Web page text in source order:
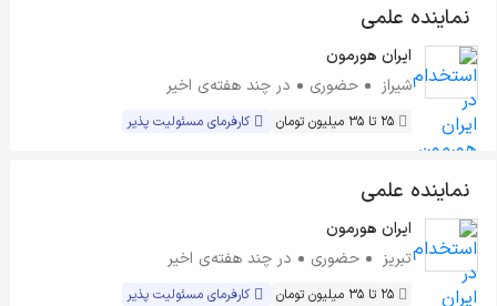
نماینده علمی
ایران هورمون
شیراز
حضوری در چند هفته‌ی اخیر
25 تا 35 میلیون تومان کارفرمای مسئولیت پذیر
نماینده علمی
ایران هورمون
تبریز
حضوری در چند هفته‌ی اخیر
25 تا 35 میلیون تومان کارفرمای مسئولیت پذیر